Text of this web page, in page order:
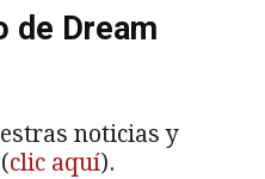
de Dream
noticias y
clic aquí).